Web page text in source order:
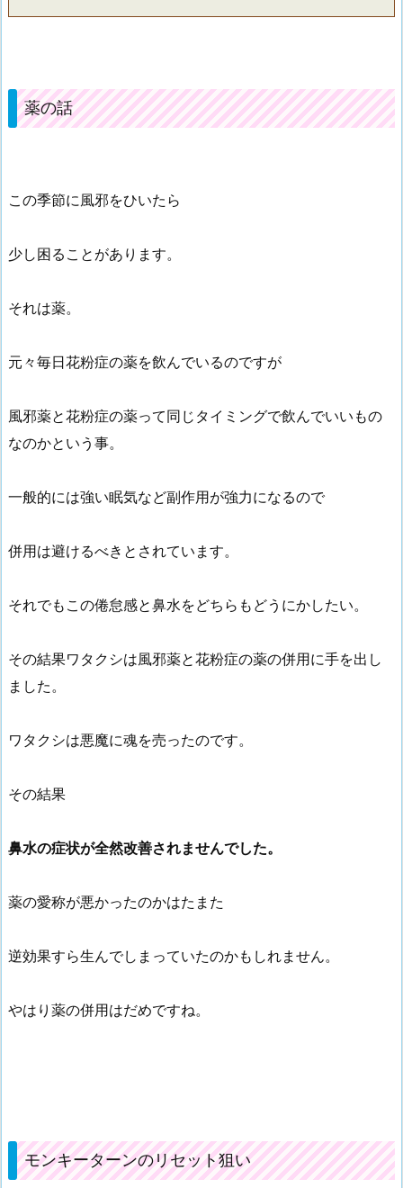
薬の話
この季節に風邪をひいたら
少し困ることがあります。
それは薬。
元々毎日花粉症の薬を飲んでいるのですが
風邪薬と花粉症の薬って同じタイミングで飲んでいいもの
なのかという事。
一般的には強い眠気など副作用が強力になるので
併用は避けるべきとされています。
それでもこの倦怠感と鼻水をどちらもどうにかしたい。
その結果ワタクシは風邪薬と花粉症の薬の併用に手を出し
ました。
ワタクシは悪魔に魂を売ったのです。
その結果
鼻水の症状が全然改善されませんでした。
薬の愛称が悪かったのかはたまた
逆効果すら生んでしまっていたのかもしれません。
やはり薬の併用はだめですね。
モンキーターンのリセット狙い